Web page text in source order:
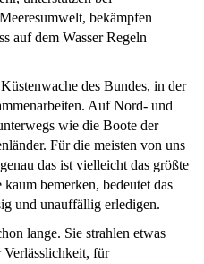
bekämpfen
auf dem Wasser Regeln
des Bundes, in der
Auf Nord- und
wie die Boote der
Für die meisten von uns
das ist vielleicht das größte
bemerken, bedeutet das
und unauffällig erledigen.
lange. Sie strahlen etwas
Verlässlichkeit, für